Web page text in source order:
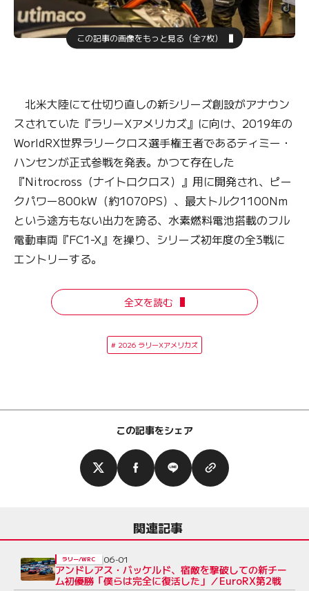
この記事の画像をもっと見る（全7枚）
北米大陸にて仕切り直しの新シリーズ創設がアナウン
スされていた『ラリーXアメリカズ』に向け、2019年の
WorldRX世界ラリークロス選手権王者であるティミー・
ハンセンが正式参戦を発表。かつて存在した
『Nitrocross（ナイトロクロス）』用に開発され、ピー
クパワー800kW（約1070PS）、最大トルク1100Nm
という途方もない出力を誇る、水素燃料電池搭載のフル
電動車両『FC1-X』を操り、シリーズ初年度の全3戦に
エントリーする。
全文を読む
2026 ラリーXアメリカズ
この記事をシェア
関連記事
アンドレアス・バッケルド、宿敵を撃破しての新チー
ム初優勝「僕らは完全に復活した」／EuroRX第2戦
ラリー/WRC 06-01